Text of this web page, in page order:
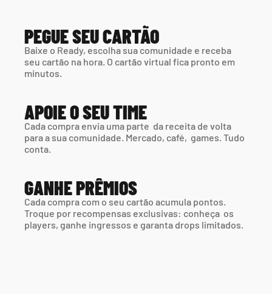
PEGUE SEU CARTÃO
Baixe o Ready, escolha sua comunidade e receba
seu cartão na hora. O cartão virtual fica pronto em
minutos.
APOIE O SEU TIME
Cada compra envia uma parte  da receita de volta
para a sua comunidade. Mercado, café,  games. Tudo
conta.
GANHE PRÊMIOS
Cada compra com o seu cartão acumula pontos.
Troque por recompensas exclusivas: conheça  os
players, ganhe ingressos e garanta drops limitados.